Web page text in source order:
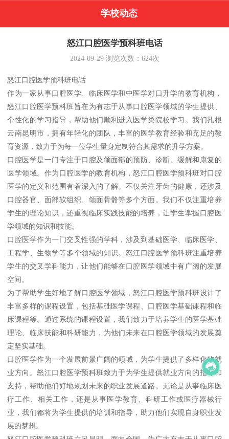
学校动态
怒江口腔医学预科班电话
2024-09-29浏览次数： 624次
怒江口腔医学预科班电话
作为一家从事口腔医学、临床医学和中医学对口升学的教育机构，
怒江口腔医学预科班旨在为有志于从事口腔医学领域的学生提供、
个性化的学习指导，帮助他们顺利进入医学类院校学习。我们扎根
云南昆明市，拥有年轻化的团队，丰富的医学教育经验和充足的教
育资源，致力于为每一位学生量身定制符合其需求的升学方案。
口腔医学是一门专注于口腔及颌面部的预防、诊断、缓解和康复的
医学领域。作为口腔医学的教育机构，怒江口腔医学预科班对口腔
医学的定义和范围有着深入的了解。不仅关注牙齿的健康，还涉及
口腔器官、面部软组织、颌面骨骼等多个方面。我们不仅注重培养
学生的理论知识，还重视临床实践技能的培养，让学生掌握口腔医
学领域的知识和技能。
口腔医学作为一门交叉性强的学科，涉及到基础医学、临床医学、
工程学、生物学等多个领域的知识。怒江口腔医学预科班注重培养
学生的交叉学科能力，让他们能够在口腔医学领域中有广阔的发展
空间。
为了帮助学生好地了解口腔医学领域，怒江口腔医学预科班设计了
丰富多样的课程设置，包括基础医学课程、口腔医学基础课程和临
床课程等。通过系统的课程设置，我们致力于培养学生的医学基础
理论、临床技能和科研能力，为他们未来在口腔医学领域的发展奠
定坚实基础。
口腔医学作为一个发展前景广阔的领域，为学生提供了多样化的就
业方向。怒江口腔医学预科班致力于为学生提供就业方向的指导和
支持，帮助他们好地规划未来的职业发展道路。无论是从事临床医
疗工作、相关工作，还是从事医学教育、科研工作或医疗器械行
业，我们都将为学生提供的培训和指导，助力他们实现自身职业发
展的梦想。